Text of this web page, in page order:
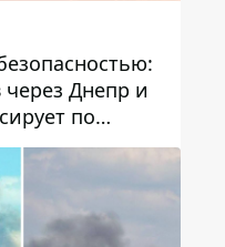
через Днепр и
по
маршруту, а
электричками